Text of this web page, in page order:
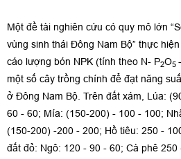
Một đề tài nghiên cứu có quy mô lớn
vùng sinh thái Đông Nam Bộ” thực
cáo lượng bón NPK (tính theo N- P2O5
một số cây trồng chính để đạt năng
ở Đông Nam Bộ. Trên đất xám, Lúa:
60 - 60; Mía: (150-200) - 100 - 100;
(150-200) -200 - 200; Hồ tiêu: 250 -
đất đỏ: Ngô: 120 - 90 - 60; Cà phê